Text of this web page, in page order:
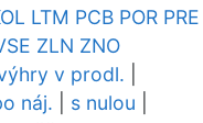
LTM PCB POR PRE
ZLN ZNO
v prodl.
náj. s nulou